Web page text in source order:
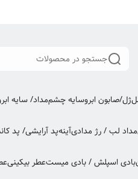
جستجو در محصولات
ژل/صابون ابروسایه چشممداد/ سایه
مداد لب / رژ مدادیآینهپد آرایشی/ پد
بادی اسپلش / بادی میستعطر بیکینی